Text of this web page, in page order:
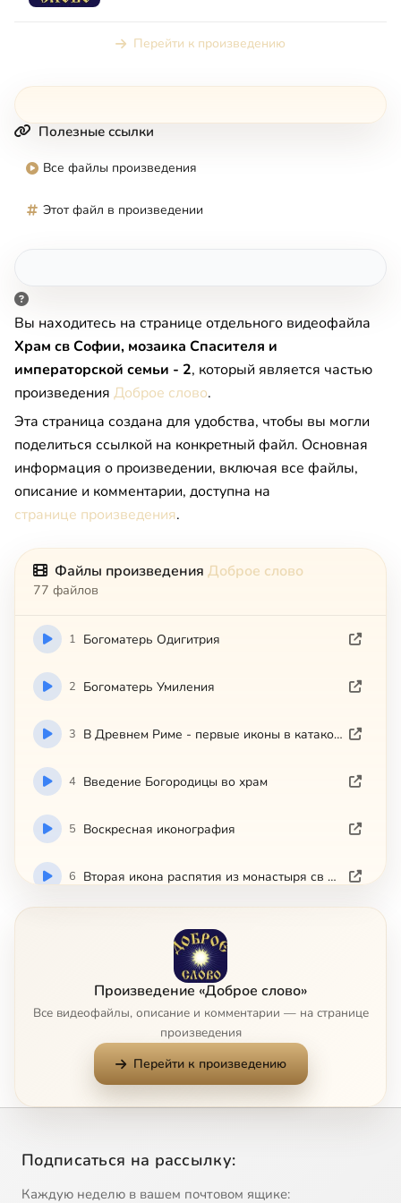
Перейти к произведению
Полезные ссылки
Все файлы произведения
Этот файл в произведении
Вы находитесь на странице отдельного видеофайла
Храм св Софии, мозаика Спасителя и
императорской семьи - 2, который является частью
произведения Доброе слово.
Эта страница создана для удобства, чтобы вы могли
поделиться ссылкой на конкретный файл. Основная
информация о произведении, включая все файлы,
описание и комментарии, доступна на
странице произведения.
Файлы произведения Доброе слово
77 файлов
1 Богоматерь Одигитрия
2 Богоматерь Умиления
3 В Древнем Риме - первые иконы в катакомбах
4 Введение Богородицы во храм
5 Воскресная иконография
6 Вторая икона распятия из монастыря св Екатерины на Синае
Георгий Победоносец(c)
9 Дейсисная икона монастыря святой Екатерины на Синае
Жены-мироносицы(c)
11 Заключительный обзор храма Святой Софии
12 Законы перспективы
Произведение «Доброе слово»
Все видеофайлы, описание и комментарии — на странице
произведения
Перейти к произведению
Подписаться на рассылку:
Каждую неделю в вашем почтовом ящике: